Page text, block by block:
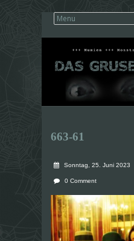
663-61
Sonntag, 25. Juni 2023
0 Comment